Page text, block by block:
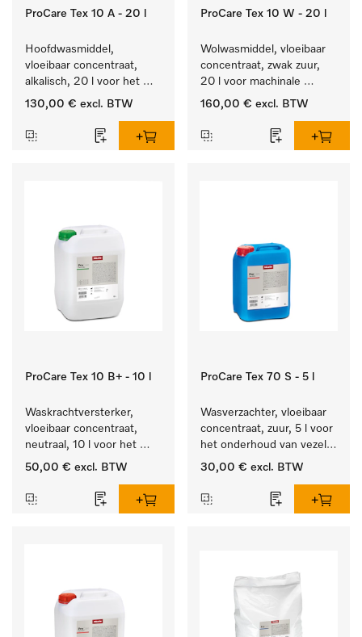
ProCare Tex 10 A - 20 l
Hoofdwasmiddel,
vloeibaar concentraat,
alkalisch, 20 l voor het
reinigen van wit wasgoed
130,00 € excl. BTW
ProCare Tex 10 W - 20 l
Wolwasmiddel, vloeibaar
concentraat, zwak zuur,
20 l voor machinale
reiniging van wol.
160,00 € excl. BTW
ProCare Tex 10 B+ - 10 l
Waskrachtversterker,
vloeibaar concentraat,
neutraal, 10 l voor het
effectief verwijderen van
50,00 € excl. BTW
ProCare Tex 70 S - 5 l
Wasverzachter, vloeibaar
concentraat, zuur, 5 l voor
het onderhoud van vezels
zodat het textiel lang
30,00 € excl. BTW